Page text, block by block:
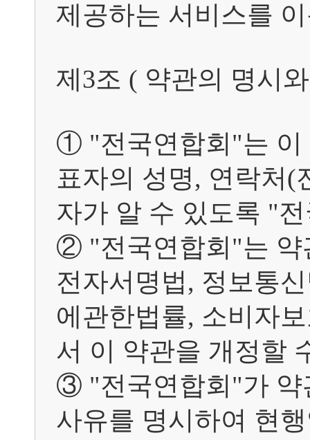
제공하는 서비스를
제3조 ( 약관의 명시
① "전국연합회"는 이
표자의 성명, 연락처(
자가 알 수 있도록 "
② "전국연합회"는 약
전자서명법, 정보통
에관한법률, 소비자
서 이 약관을 개정할
③ "전국연합회"가 약
사유를 명시하여 현